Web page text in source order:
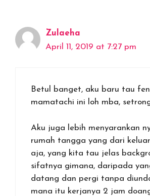
Zulaeha
April 11, 2019 at 7:27 pm
Betul banget, aku baru tau
mamatachi ini loh mba,
Aku juga lebih menyarankan
rumah tangga yang dari
aja, yang kita tau jelas
sifatnya gimana, daripada
datang dan pergi tanpa
mana itu kerjanya 2 jam